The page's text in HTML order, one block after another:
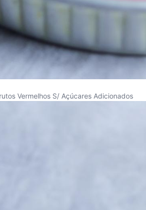
Vermelhos S/ Açúcares Adicionados